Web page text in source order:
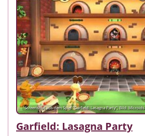
Screenshot aus dem Spiel "Garfield: Lasagna Party"; Bild: Microids
Garfield: Lasagna Party